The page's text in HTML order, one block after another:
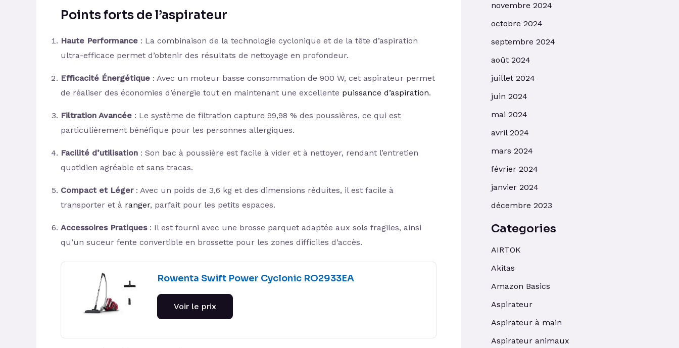
Points forts de l’aspirateur
Haute Performance : La combinaison de la technologie cyclonique et de la tête d’aspiration
ultra-efficace permet d’obtenir des résultats de nettoyage en profondeur.
Efficacité Énergétique : Avec un moteur basse consommation de 900 W, cet aspirateur permet
de réaliser des économies d’énergie tout en maintenant une excellente puissance d’aspiration.
Filtration Avancée : Le système de filtration capture 99,98 % des poussières, ce qui est
particulièrement bénéfique pour les personnes allergiques.
Facilité d’utilisation : Son bac à poussière est facile à vider et à nettoyer, rendant l’entretien
quotidien agréable et sans tracas.
Compact et Léger: Avec un poids de 3,6 kg et des dimensions réduites, il est facile à
transporter et à ranger, parfait pour les petits espaces.
Accessoires Pratiques: Il est fourni avec une brosse parquet adaptée aux sols fragiles, ainsi
qu’un suceur fente convertible en brossette pour les zones difficiles d’accès.
Rowenta Swift Power Cyclonic RO2933EA
Voir le prix
novembre 2024
octobre 2024
septembre 2024
août 2024
juillet 2024
juin 2024
mai 2024
avril 2024
mars 2024
février 2024
janvier 2024
décembre 2023
Categories
AIRTOK
Akitas
Amazon Basics
Aspirateur
Aspirateur à main
Aspirateur animaux